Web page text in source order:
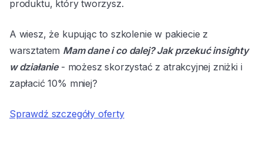
produktu, który tworzysz.
A wiesz, że kupując to szkolenie w pakiecie z
warsztatem Mam dane i co dalej? Jak przekuć insighty
w działanie- możesz skorzystać z atrakcyjnej zniżki i
zapłacić 10% mniej?
Sprawdź szczegóły oferty